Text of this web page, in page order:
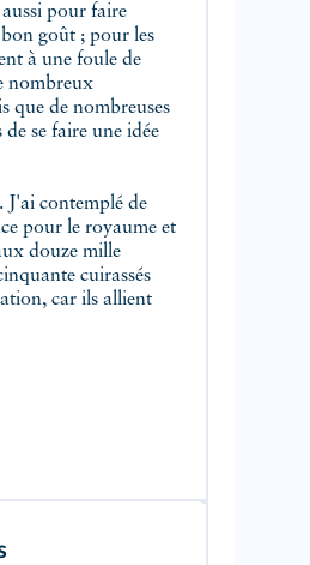
pour faire
goût ; pour les
à une foule de
nombreux
que de nombreuses
se faire une idée
J'ai contemplé de
pour le royaume et
douze mille
cuirassés
car ils allient